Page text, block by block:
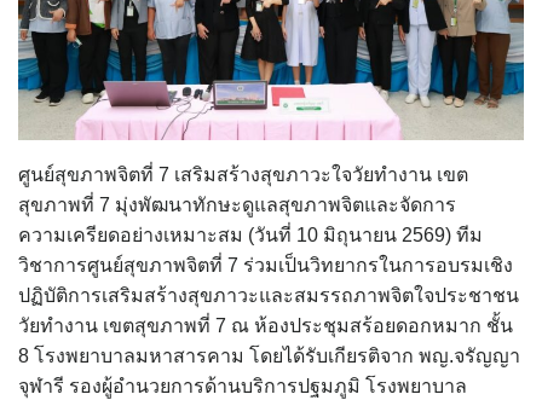
ศูนย์สุขภาพจิตที่ 7 เสริมสร้างสุขภาวะใจวัยทำงาน เขต
สุขภาพที่ 7 มุ่งพัฒนาทักษะดูแลสุขภาพจิตและจัดการ
ความเครียดอย่างเหมาะสม (วันที่ 10 มิถุนายน 2569) ทีม
วิชาการศูนย์สุขภาพจิตที่ 7 ร่วมเป็นวิทยากรในการอบรมเชิง
ปฏิบัติการเสริมสร้างสุขภาวะและสมรรถภาพจิตใจประชาชน
วัยทำงาน เขตสุขภาพที่ 7 ณ ห้องประชุมสร้อยดอกหมาก ชั้น
8 โรงพยาบาลมหาสารคาม โดยได้รับเกียรติจาก พญ.จรัญญา
จุฬารี รองผู้อำนวยการด้านบริการปฐมภูมิ โรงพยาบาล